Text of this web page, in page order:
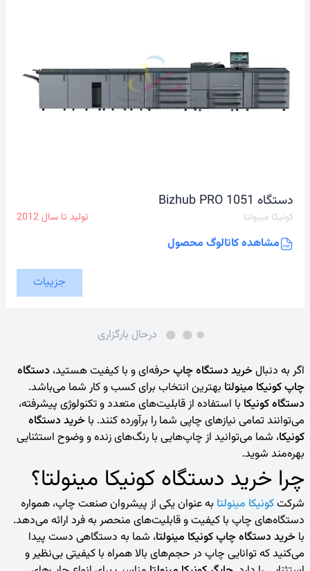
دستگاه Bizhub PRO 1051
کونیکا مینولتا تولید تا سال2012
مشاهده کاتالوگ محصول
جزییات
درحال بارگزاری
اگر به دنبالخرید دستگاه چاپ حرفه‌ای و با کیفیت هستید، دستگاه‌
چاپ کونیکا مینولتا بهترین انتخاب برای کسب و کار شما می‌باشد.
دستگاه کونیکا با استفاده از قابلیت‌های متعدد و تکنولوژی پیشرفته،
می‌توانند تمامی نیازهای چاپی شما را برآورده کنند. با خرید دستگاه
کونیکا، شما می‌توانید از چاپ‌هایی با رنگ‌های زنده و وضوح استثنایی
بهره‌مند شوید.
چرا خرید دستگاه کونیکا مینولتا؟
شرکتکونیکا مینولتا به عنوان یکی از پیشروان صنعت چاپ، همواره
دستگاه‌های چاپ با کیفیت و قابلیت‌های منحصر به فرد ارائه می‌دهد.
با خرید دستگاه چاپ کونیکا مینولتا، شما به دستگاهی دست پیدا
می‌کنید که توانایی چاپ در حجم‌های بالا همراه با کیفیتی بی‌نظیر و